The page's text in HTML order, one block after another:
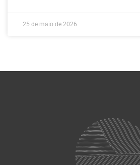
25 de maio de 2026